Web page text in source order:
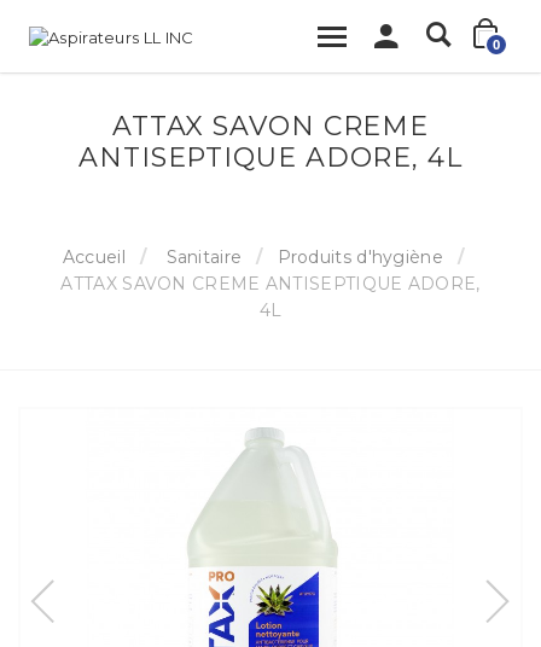
0
ATTAX SAVON CREME
ANTISEPTIQUE ADORE, 4L
Accueil Sanitaire
Produits d'hygiène
ATTAX SAVON CREME ANTISEPTIQUE ADORE,
4L